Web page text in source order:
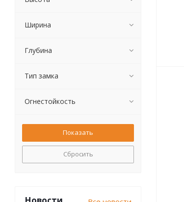
Ширина
Глубина
Тип замка
Огнестойкость
Сбросить